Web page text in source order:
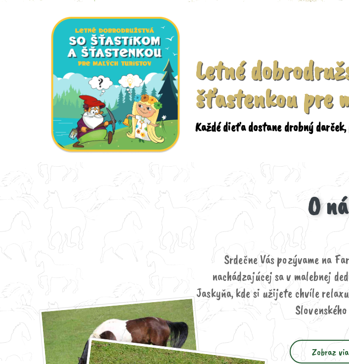
Letné
šťastenkou pre
Každé dieťa dostane drobný
O
Srdečne Vás pozývame na
nachádzajúcej sa v malebnej
Jaskyňa, kde si užijete chvíle
Zobraz